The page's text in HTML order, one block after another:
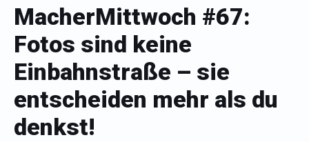
MacherMittwoch #67:
Fotos sind keine
Einbahnstraße – sie
entscheiden mehr als du
denkst!